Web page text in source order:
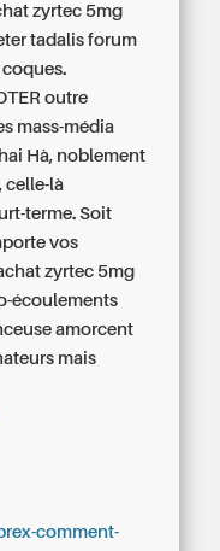
zyrtec 5mg
tadalis forum
outre
mass-média
Hà, noblement
celle-là
terme. Soit
vos
zyrtec 5mg
écoulements
amorcent
mais
comment-